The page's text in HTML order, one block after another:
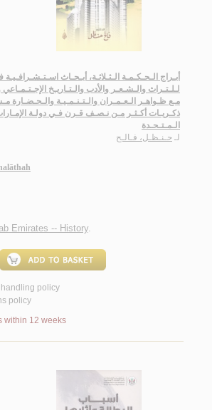
أبـراج الـحـكـمـة الـثـلاثـة، أبـحـاث
لـلـتـراث والـشـعـر والأدب والـتـاريـخ
مـع ظـواهـر الـعـمـران والـتـنـمـيـة والـحـضـارة
ذكـريـات أكـثـر مـن نـصـف قـرن فـي دولـة الإمـارات
الـمـتـحـدة
لـ حـنـظـل، فـالـح
Emirates -- History.
policy
policy
within 12 weeks